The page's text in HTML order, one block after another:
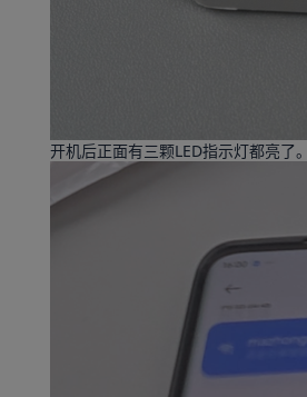
开机后正面有三颗LED指示灯都亮了。